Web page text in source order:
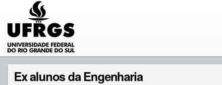
Ex alunos da Engenharia